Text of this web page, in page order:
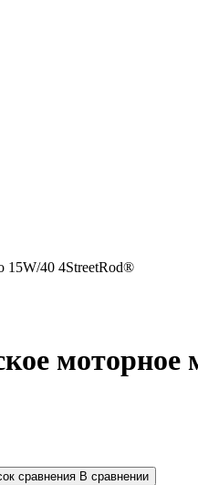
15W/40 4StreetRod®
сравнения В сравнении